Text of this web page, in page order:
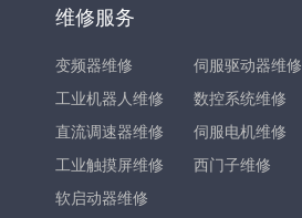
维修服务
变频器维修
伺服驱动器维修
工业机器人维修
数控系统维修
直流调速器维修
伺服电机维修
工业触摸屏维修
西门子维修
软启动器维修